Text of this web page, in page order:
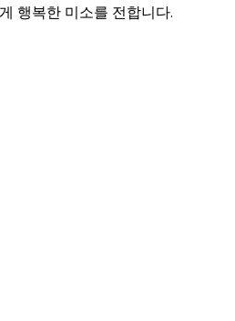
행복한 미소를 전합니다.